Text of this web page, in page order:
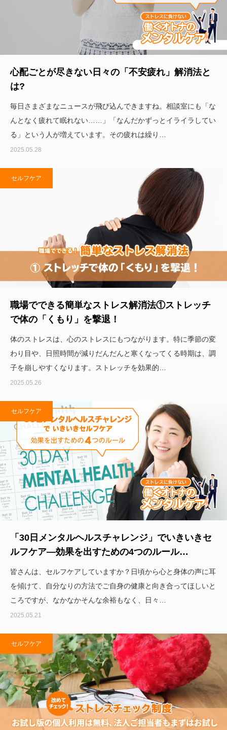
心配ごとが尽きない日々の「不安疲れ」解消法と
は?
毎日さまざまなニュースが飛び込んできますね。相談室にも「な
んとなく疲れて眠れない……」「なんだかずっとイライラしてい
る」という人が増えています。その疲れは繰り…
2025.05.28
セルフケア
職場でできる簡単なストレス解消法①ストレッチ
で体の「くもり」を撃退！
体のストレスは、心のストレスにもつながります。特に季節の変
わり目や、日照時間が減りだんだんと寒くなってくる時期は、調
子を崩しやすくなります。ストレッチを効果的…
2025.05.26
セルフケア
「30日メンタルヘルスチャレンジ」でいきいきセ
ルフケア―効果を出すための4つのルール…
皆さんは、セルフケアしていますか？日頃から心と身体の声に耳
を傾けて、自分なりの方法でご自身の健康と向き合ってほしいと
ころですが、なかなかそんな余裕もなく、日々…
2025.05.21
セルフケア